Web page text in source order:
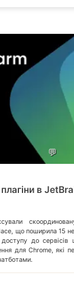
💬
в
що поширила 15
до сервісів
для Chrome, які